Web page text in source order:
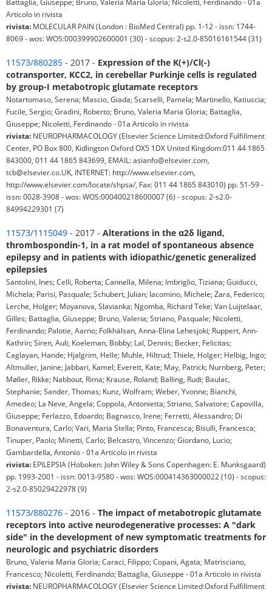
Battaglia, Giuseppe; Bruno, Valeria Maria Gloria; Nicoletti, Ferdinando - 01a
Articolo in rivista
rivista: MOLECULAR PAIN (London : BioMed Central) pp. 1-12 - issn: 1744-
8069 - wos: WOS:000399902600001 (30) - scopus: 2-s2.0-85016161544 (31)
11573/880285 - 2017 - Expression of the K(+)/Cl(-)
cotransporter, KCC2, in cerebellar Purkinje cells is regulated
by group-I metabotropic glutamate receptors
Notartomaso, Serena; Mascio, Giada; Scarselli, Pamela; Martinello, Katiuscia;
Fucile, Sergio; Gradini, Roberto; Bruno, Valeria Maria Gloria; Battaglia,
Giuseppe; Nicoletti, Ferdinando - 01a Articolo in rivista
rivista: NEUROPHARMACOLOGY (Elsevier Science Limited:Oxford Fulfillment
Center, PO Box 800, Kidlington Oxford OX5 1DX United Kingdom:011 44 1865
843000, 011 44 1865 843699, EMAIL: asianfo@elsevier.com,
tcb@elsevier.co.UK, INTERNET: http://www.elsevier.com,
http://www.elsevier.com/locate/shpsa/, Fax: 011 44 1865 843010) pp. 51-59 -
issn: 0028-3908 - wos: WOS:000400218600007 (6) - scopus: 2-s2.0-
84994229301 (7)
11573/1115049 - 2017 - Alterations in the α2δ ligand,
thrombospondin-1, in a rat model of spontaneous absence
epilepsy and in patients with idiopathic/genetic generalized
epilepsies
Santolini, Ines; Celli, Roberta; Cannella, Milena; Imbriglio, Tiziana; Guiducci,
Michela; Parisi, Pasquale; Schubert, Julian; Iacomino, Michele; Zara, Federico;
Lerche, Holger; Moyanova, Slavianka; Ngomba, Richard Teke; Van Luijtelaar,
Gilles; Battaglia, Giuseppe; Bruno, Valeria; Striano, Pasquale; Nicoletti,
Ferdinando; Palotie, Aarno; Folkhälsan, Anna-Elina Lehesjoki; Ruppert, Ann-
Kathrin; Siren, Auli; Koeleman, Bobby; Lal, Dennis; Becker, Felicitas;
Caglayan, Hande; Hjalgrim, Helle; Muhle, Hiltrud; Thiele, Holger; Helbig, Ingo;
Altmuller, Janine; Jabbari, Kamel; Everett, Kate; May, Patrick; Nurnberg, Peter;
Møller, Rikke; Nabbout, Rima; Krause, Roland; Balling, Rudi; Baulac,
Stephanie; Sander, Thomas; Kunz, Wolfram; Weber, Yvonne; Bianchi,
Amedeo; La Neve, Angela; Coppola, Antonietta; Striano, Salvatore; Capovilla,
Giuseppe; Ferlazzo, Edoardo; Bagnasco, Irene; Ferretti, Alessandro; Di
Bonaventura, Carlo; Vari, Maria Stella; Pinto, Francesca; Bisulli, Francesca;
Tinuper, Paolo; Minetti, Carlo; Belcastro, Vincenzo; Giordano, Lucio;
Gambardella, Antonio - 01a Articolo in rivista
rivista: EPILEPSIA (Hoboken: John Wiley & Sons Copenhagen: E. Munksgaard)
pp. 1993-2001 - issn: 0013-9580 - wos: WOS:000414363000022 (10) - scopus:
2-s2.0-85029422978 (9)
11573/880276 - 2016 - The impact of metabotropic glutamate
receptors into active neurodegenerative processes: A "dark
side" in the development of new symptomatic treatments for
neurologic and psychiatric disorders
Bruno, Valeria Maria Gloria; Caraci, Filippo; Copani, Agata; Matrisciano,
Francesco; Nicoletti, Ferdinando; Battaglia, Giuseppe - 01a Articolo in rivista
rivista: NEUROPHARMACOLOGY (Elsevier Science Limited:Oxford Fulfillment